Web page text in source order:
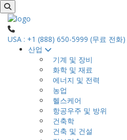
USA : +1 (888) 650-5999 (무료 전화)
산업
기계 및 장비
화학 및 재료
에너지 및 전력
농업
헬스케어
항공우주 및 방위
건축학
건축 및 건설